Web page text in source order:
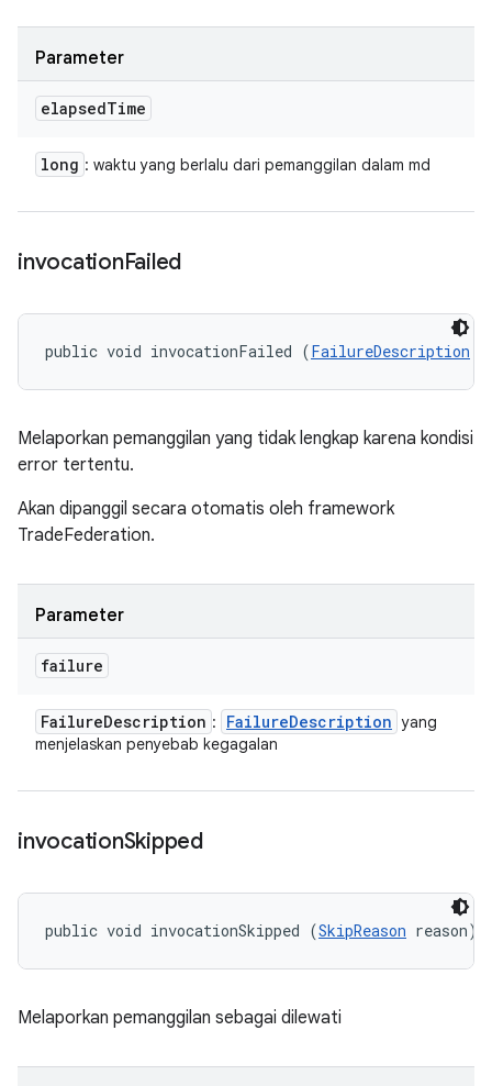
Parameter
elapsedTime
long : waktu yang berlalu dari pemanggilan dalam md
invocationFailed
public void invocationFailed (FailureDescription
Melaporkan pemanggilan yang tidak lengkap karena kondisi
error tertentu.
Akan dipanggil secara otomatis oleh framework
TradeFederation.
Parameter
failure
FailureDescription : FailureDescription yang
menjelaskan penyebab kegagalan
invocationSkipped
public void invocationSkipped (SkipReason reason)
Melaporkan pemanggilan sebagai dilewati